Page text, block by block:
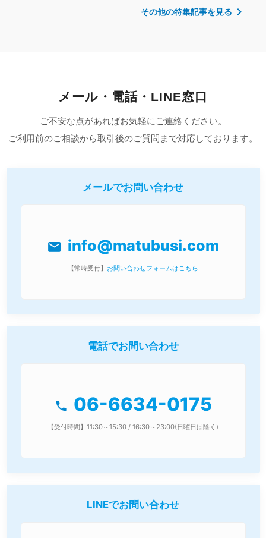
その他の特集記事を見る chevron_right
メール・電話・LINE窓口
ご不安な点があればお気軽にご連絡ください。
ご利用前のご相談から取引後のご質問まで対応しております。
メールでお問い合わせ
mail info@matubusi.com
【常時受付】 お問い合わせフォームはこちら
電話でお問い合わせ
phone 06-6634-0175
【受付時間】11:30～15:30 / 16:30～23:00(日曜日は除く)
LINEでお問い合わせ